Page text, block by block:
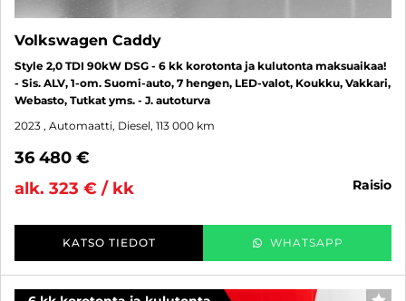
Volkswagen Caddy
Style 2,0 TDI 90kW DSG - 6 kk korotonta ja kulutonta maksuaikaa!
- Sis. ALV, 1-om. Suomi-auto, 7 hengen, LED-valot, Koukku, Vakkari,
Webasto, Tutkat yms. - J. autoturva
2023 , Automaatti, Diesel, 113 000 km
36 480 €
alk. 323 € / kk
raisio
KATSO TIEDOT WHATSAPP